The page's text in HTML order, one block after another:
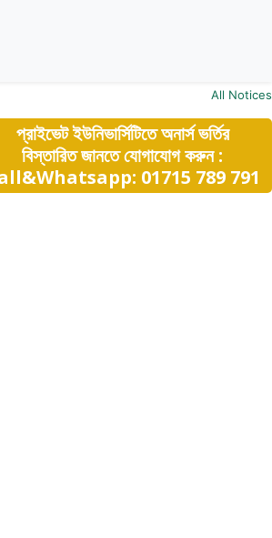
All Notices
প্রাইভেট ইউনিভার্সিটিতে অনার্স ভর্তির
বিস্তারিত জানতে যোগাযোগ করুন :
01715 789 791